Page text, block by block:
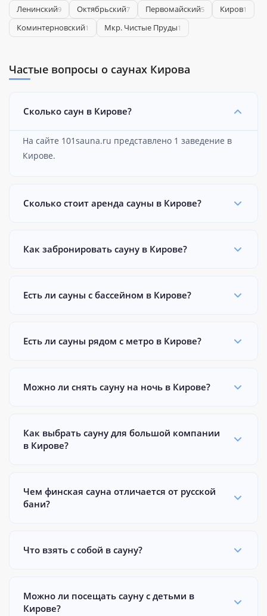
Ленинский9 Октябрьский7 Первомайский5 Киров1
Коминтерновский1 Мкр. Чистые Пруды1
Частые вопросы о саунах Кирова
Сколько саун в Кирове?
На сайте 101sauna.ru представлено 1 заведение в
Кирове.
Сколько стоит аренда сауны в Кирове?
Как забронировать сауну в Кирове?
Есть ли сауны с бассейном в Кирове?
Есть ли сауны рядом с метро в Кирове?
Можно ли снять сауну на ночь в Кирове?
Как выбрать сауну для большой компании
в Кирове?
Чем финская сауна отличается от русской
бани?
Что взять с собой в сауну?
Можно ли посещать сауну с детьми в
Кирове?